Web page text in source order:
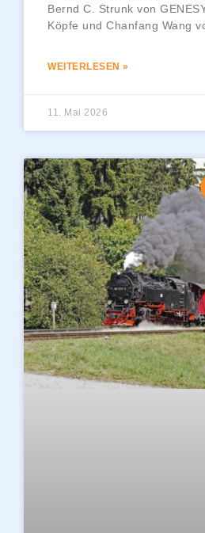
Bernd C. Strunk von
Köpfe und Chanfang Wang
WEITERLESEN »
11. Mai 2026